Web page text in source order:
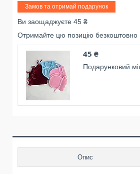
Замов та отримай подарунок
Ви заощаджуєте 45 ₴
Отримайте цю позицію безкоштовно
45 ₴
Подарунковий
Опис